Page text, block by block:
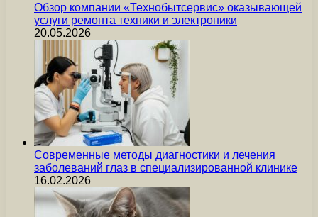
Обзор компании «Технобытсервис» оказывающей
услуги ремонта техники и электроники
20.05.2026
Современные методы диагностики и лечения
заболеваний глаз в специализированной клинике
16.02.2026